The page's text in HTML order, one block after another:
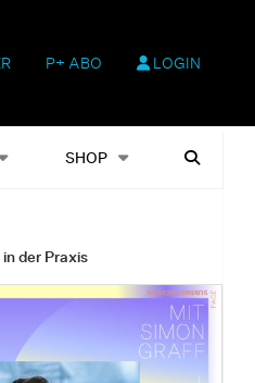
P+ ABO LOGIN
SHOPSuchen
der Praxis